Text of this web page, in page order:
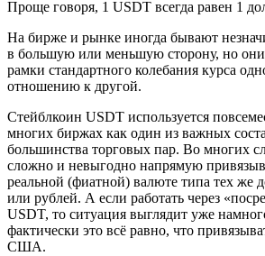
Проще говоря, 1 USDT всегда равен 1
На бирже и рынке иногда бывают
в большую или меньшую сторону, но они
рамки стандартного колебания курса
отношению к другой.
Стейблкоин USDT используется
многих биржах как один из важных
большинства торговых пар. Во многих
сложно и невыгодно напрямую
реальной (фиатной) валюте типа тех
или рублей. А если работать через
USDT, то ситуация выглядит уже
фактически это всё равно, что
США.